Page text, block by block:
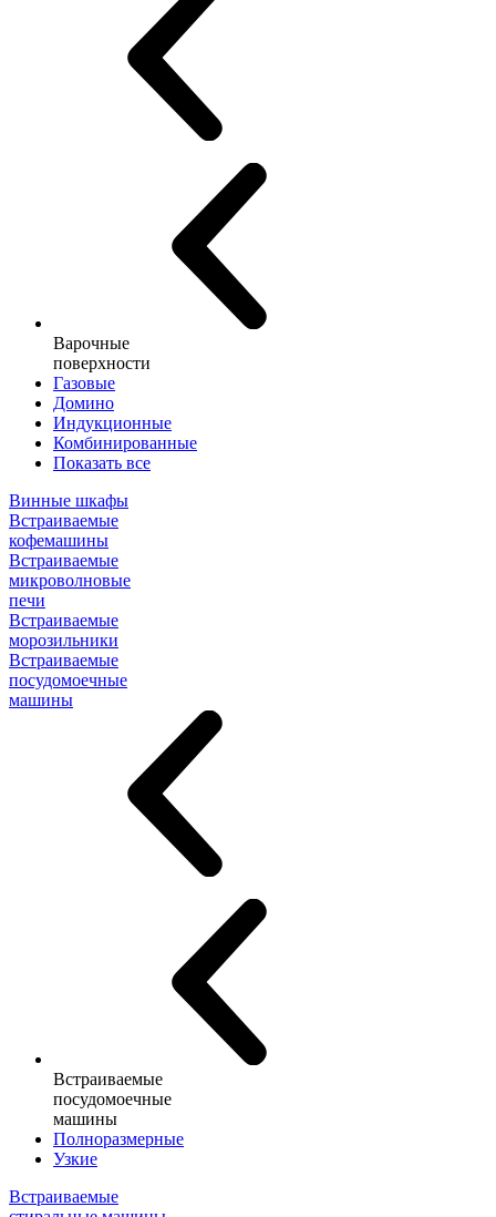
Варочные
поверхности
Газовые
Домино
Индукционные
Комбинированные
Показать все
Винные шкафы
Встраиваемые
кофемашины
Встраиваемые
микроволновые
печи
Встраиваемые
морозильники
Встраиваемые
посудомоечные
машины
Встраиваемые
посудомоечные
машины
Полноразмерные
Узкие
Встраиваемые